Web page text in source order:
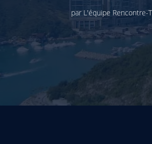
par L'équipe Rencontre-